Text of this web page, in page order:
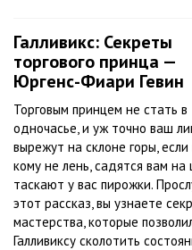
Галливикс: Секреты
торгового принца —
Юргенс-Фиари Гевин
Торговым принцем не стать в
одночасье, и уж точно ваш
вырежут на склоне горы, если
кому не лень, садятся вам
таскают у вас пирожки.
этот рассказ, вы узнаете
мастерства, которые
Галливиксу сколотить